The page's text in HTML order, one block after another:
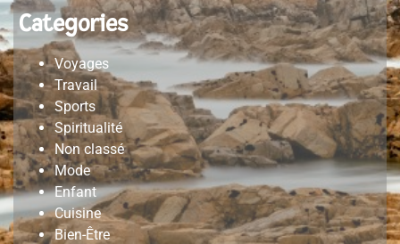
Categories
Voyages
Travail
Sports
Spiritualité
Non classé
Mode
Enfant
Cuisine
Bien-Être